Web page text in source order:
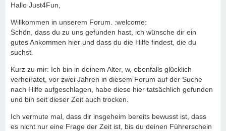
Hallo Just4Fun,
Willkommen in unserem Forum. :welcome:
Schön, dass du zu uns gefunden hast, ich wünsche dir ein
gutes Ankommen hier und dass du die Hilfe findest, die du
suchst.
Kurz zu mir: Ich bin in deinem Alter, w, ebenfalls glücklich
verheiratet, vor zwei Jahren in diesem Forum auf der Suche
nach Hilfe aufgeschlagen, habe diese hier tatsächlich gefunden
und bin seit dieser Zeit auch trocken.
Ich vermute mal, dass dir insgeheim bereits bewusst ist, dass
es nicht nur eine Frage der Zeit ist, bis du deinen Führerschein